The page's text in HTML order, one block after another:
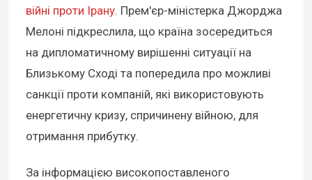
війні проти Ірану. Прем'єр-міністерка Джорджа
Мелоні підкреслила, що країна зосередиться
на дипломатичному вирішенні ситуації на
Близькому Сході та попередила про можливі
санкції проти компаній, які використовують
енергетичну кризу, спричинену війною, для
отримання прибутку.
За інформацією високопоставленого